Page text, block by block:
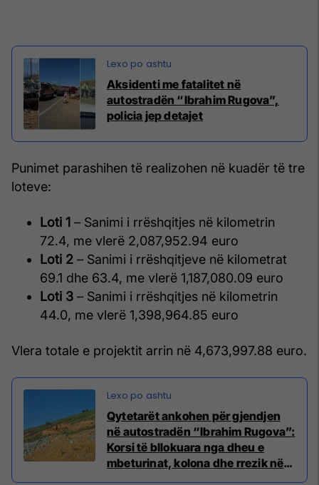
Aksidenti me fatalitet në
autostradën “Ibrahim Rugova”,
policia jep detajet
Punimet parashihen të realizohen në kuadër të tre
loteve:
Loti 1 – Sanimi i rrëshqitjes në kilometrin
72.4, me vlerë 2,087,952.94 euro
Loti 2 – Sanimi i rrëshqitjeve në kilometrat
69.1 dhe 63.4, me vlerë 1,187,080.09 euro
Loti 3 – Sanimi i rrëshqitjes në kilometrin
44.0, me vlerë 1,398,964.85 euro
Vlera totale e projektit arrin në 4,673,997.88 euro.
Qytetarët ankohen për gjendjen
në autostradën “Ibrahim Rugova”:
Korsi të bllokuara nga dheu e
mbeturinat, kolona dhe rrezik në